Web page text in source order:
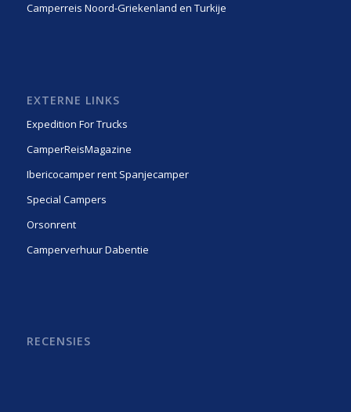
Camperreis Noord-Griekenland en Turkije
EXTERNE LINKS
Expedition For Trucks
CamperReisMagazine
Ibericocamper rent Spanjecamper
Special Campers
Orsonrent
Camperverhuur Dabentie
RECENSIES